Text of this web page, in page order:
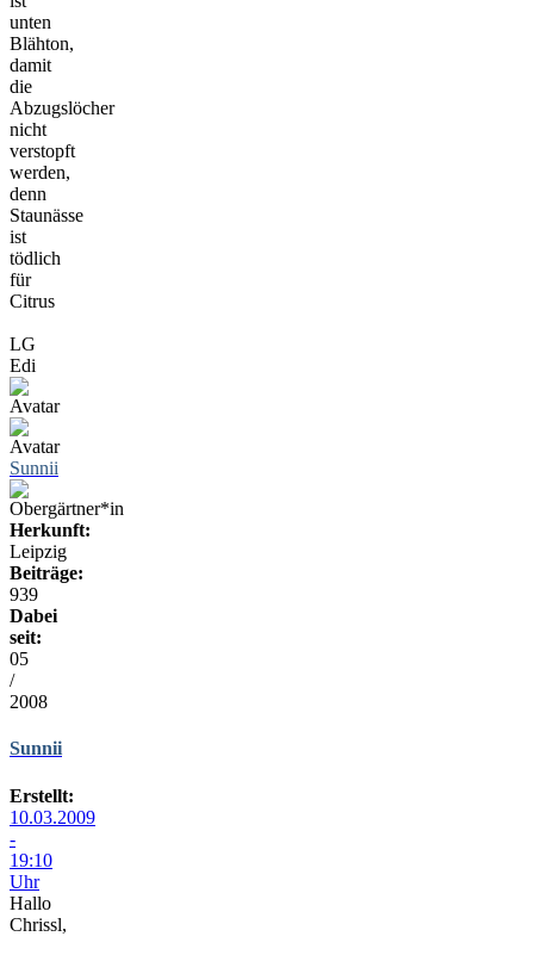
unten
Blähton,
damit
die
Abzugslöcher
nicht
verstopft
werden,
denn
Staunässe
ist
tödlich
für
Citrus
LG
Edi
Sunnii
Herkunft:
Leipzig
Beiträge:
939
Dabei
seit:
05
/
2008
Sunnii
Erstellt:
10.03.2009
-
19:10
Uhr
Hallo
Chrissl,